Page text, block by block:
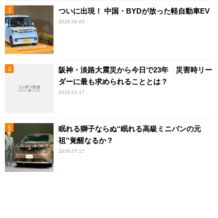
ついに出現！ 中国・BYDが放った軽自動車EV
2026.08.03
阪神・淡路大震災から今日で23年 災害時リー
ダーに最も求められることとは？
2018.01.17
眠れる獅子ならぬ“眠れる高級ミニバンの元
祖”覚醒なるか？
2026.07.17